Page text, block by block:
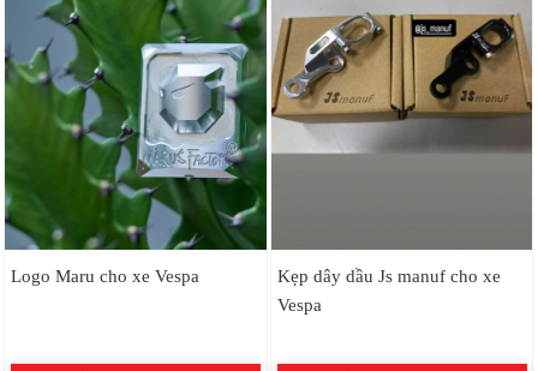
Logo Maru cho xe Vespa
Kẹp dây dầu Js manuf cho xe
Vespa